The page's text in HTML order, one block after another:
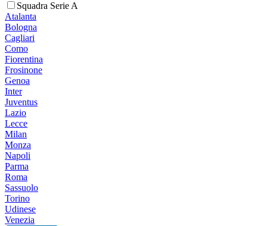
Squadra Serie A
Atalanta
Bologna
Cagliari
Como
Fiorentina
Frosinone
Genoa
Inter
Juventus
Lazio
Lecce
Milan
Monza
Napoli
Parma
Roma
Sassuolo
Torino
Udinese
Venezia